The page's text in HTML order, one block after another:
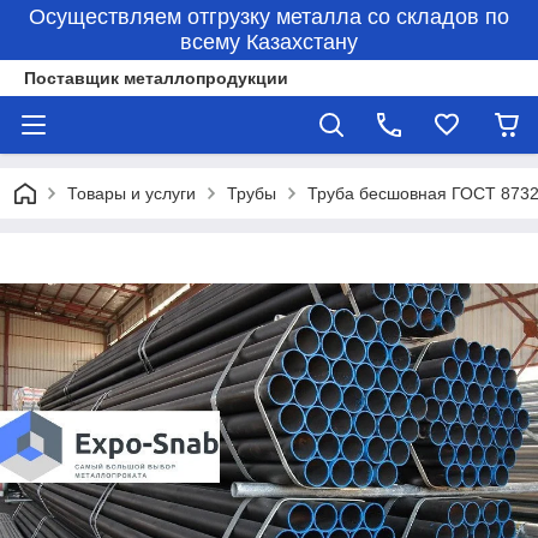
Осуществляем отгрузку металла со складов по
всему Казахстану
Поставщик металлопродукции
Товары и услуги Трубы Труба бесшовная ГОСТ